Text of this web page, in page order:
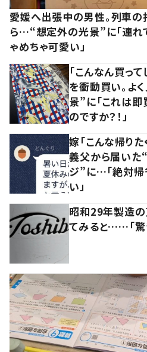
愛媛へ出張中の男性。列車
ら…“想定外の光景”に「連れ
ゃめちゃ可愛い」
「こんなん買っ
を衝動買い。よ
景”に「これは即
のですか？！」
嫁「こんな帰りた
義父から届いた
ジ”に…「絶対帰
い」
昭和29年製造の
てみると……「驚